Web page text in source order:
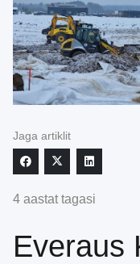
Jaga artiklit
4 aastat tagasi
Everaus